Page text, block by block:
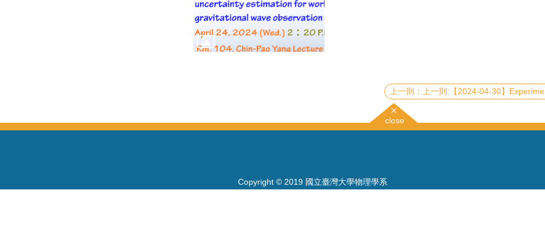
上一則:【2024-04-30】Experimental Implementation of a Superconducting Quantum Computer
close
Copyright © 2019 國立臺灣大學物理學系